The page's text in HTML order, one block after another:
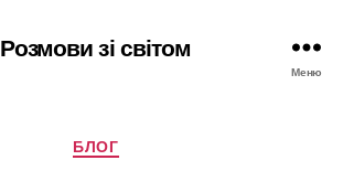
Розмови зі світом
Меню
Категорії
БЛОГ